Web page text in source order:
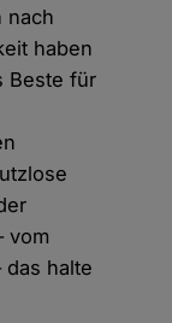
nach
haben
Beste für
vom
das halte